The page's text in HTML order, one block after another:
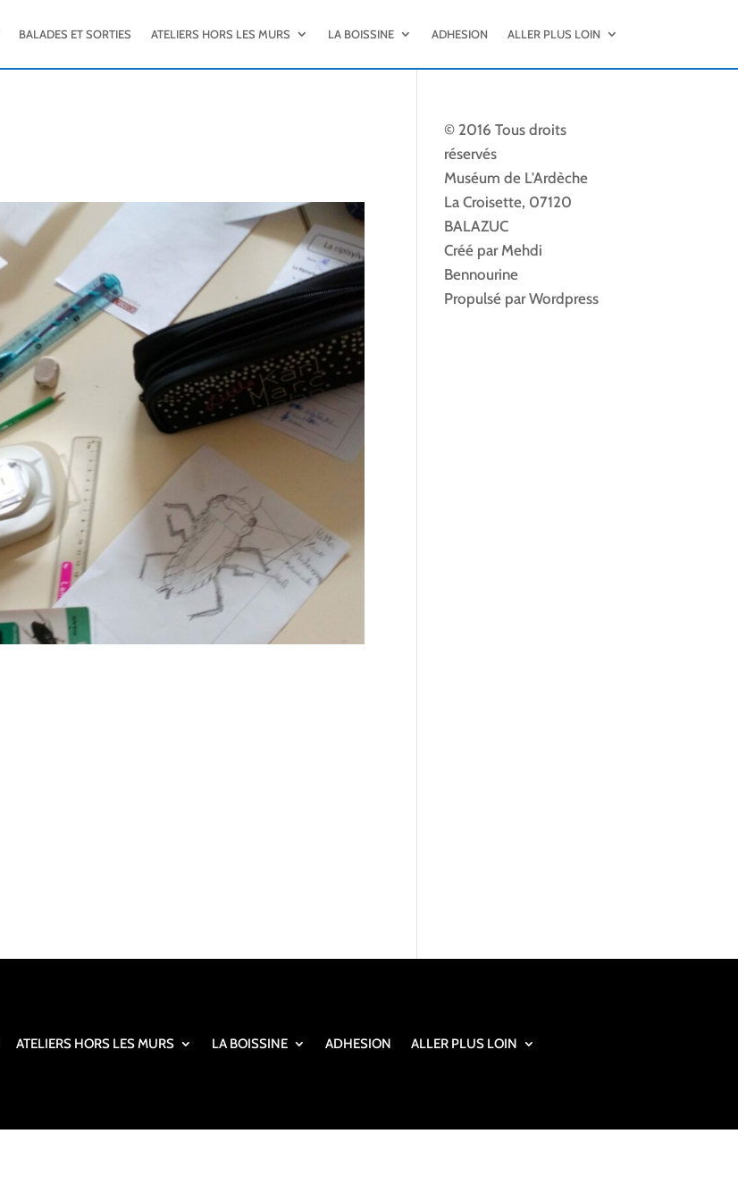
BALADES ET SORTIES ATELIERS HORS LES MURS LA BOISSINE ADHESION ALLER PLUS LOIN
© 2016 Tous droits
réservés
Muséum de L'Ardèche
La Croisette, 07120
BALAZUC
Créé par Mehdi
Bennourine
Propulsé par Wordpress
ATELIERS HORS LES MURS LA BOISSINE ADHESION ALLER PLUS LOIN